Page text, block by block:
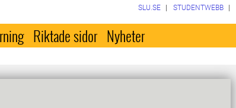
SLU.SE STUDENTWEBB
Riktade sidor Nyheter